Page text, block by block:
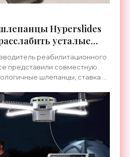
Hyperslides
усталые
- «Гаджеты»
реабилитационного
представили совместную
шлепанцы, ставка в